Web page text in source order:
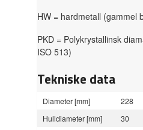
HW = hardmetall (gammel
PKD = Polykrystallinsk
ISO 513)
Tekniske data
Diameter [mm]
228
Hulldiameter [mm]
30